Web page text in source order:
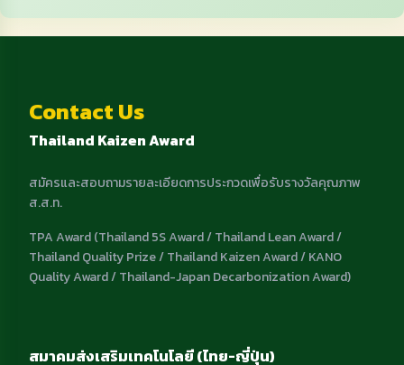
Contact Us
Thailand Kaizen Award
สมัครและสอบถามรายละเอียดการประกวดเพื่อรับรางวัลคุณภาพ
ส.ส.ท.
TPA Award (Thailand 5S Award / Thailand Lean Award /
Thailand Quality Prize / Thailand Kaizen Award / KANO
Quality Award / Thailand-Japan Decarbonization Award)
สมาคมส่งเสริมเทคโนโลยี (ไทย-ญี่ปุ่น)